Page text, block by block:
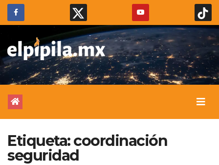
Etiqueta:coordinación
seguridad